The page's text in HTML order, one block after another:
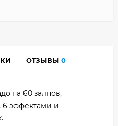
ОТЗЫВЫ 0
на 60 залпов,
6 эффектами и